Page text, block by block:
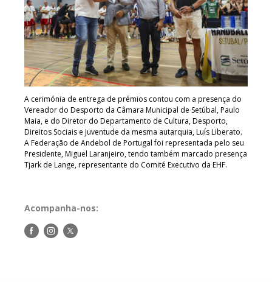
A cerimónia de entrega de prémios contou com a presença do
Vereador do Desporto da Câmara Municipal de Setúbal, Paulo
Maia, e do Diretor do Departamento de Cultura, Desporto,
Direitos Sociais e Juventude da mesma autarquia, Luís Liberato.
A Federação de Andebol de Portugal foi representada pelo seu
Presidente, Miguel Laranjeiro, tendo também marcado presença
Tjark de Lange, representante do Comité Executivo da EHF.
Acompanha-nos:
Siga-Siga-Siga-